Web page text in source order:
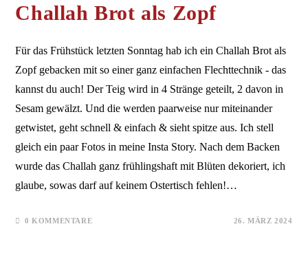
Challah Brot als Zopf
Für das Frühstück letzten Sonntag hab ich ein Challah Brot als
Zopf gebacken mit so einer ganz einfachen Flechttechnik - das
kannst du auch! Der Teig wird in 4 Stränge geteilt, 2 davon in
Sesam gewälzt. Und die werden paarweise nur miteinander
getwistet, geht schnell & einfach & sieht spitze aus. Ich stell
gleich ein paar Fotos in meine Insta Story. Nach dem Backen
wurde das Challah ganz frühlingshaft mit Blüten dekoriert, ich
glaube, sowas darf auf keinem Ostertisch fehlen!…
0 KOMMENTARE 26. MÄRZ 2024